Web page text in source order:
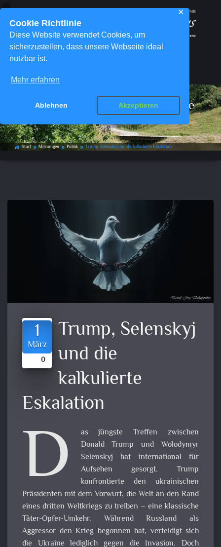
Cookie Richtlinie
Diese Website verwendet Cookies, um
sicherzustellen, dass unsere Webseite ideal
nutzbar ist.
Mehr erfahren
Ablehnen Akzeptieren
✕
Trump, Selenskyj und die kalkulierte
Eskalation
home_work Start double_arrow Meinungen double_arrow Politik double_arrow Trump, Selenskyj und die kalkulierte Eskalation
1
März
0
Trump, Selenskyj
und die
kalkulierte
Eskalation
D
as jüngste Treffen zwischen
Donald Trump und Wolodymyr
Selenskyj hat international für
Aufsehen gesorgt. Trump
konfrontierte den ukrainischen
Präsidenten mit dem Vorwurf, die Welt an den Rand
eines dritten Weltkriegs zu treiben – eine klassische
Täter-Opfer-Umkehr. Während Russland als
Aggressor den Krieg begonnen hat, verteidigt sich
die Ukraine lediglich gegen die Invasion. Doch